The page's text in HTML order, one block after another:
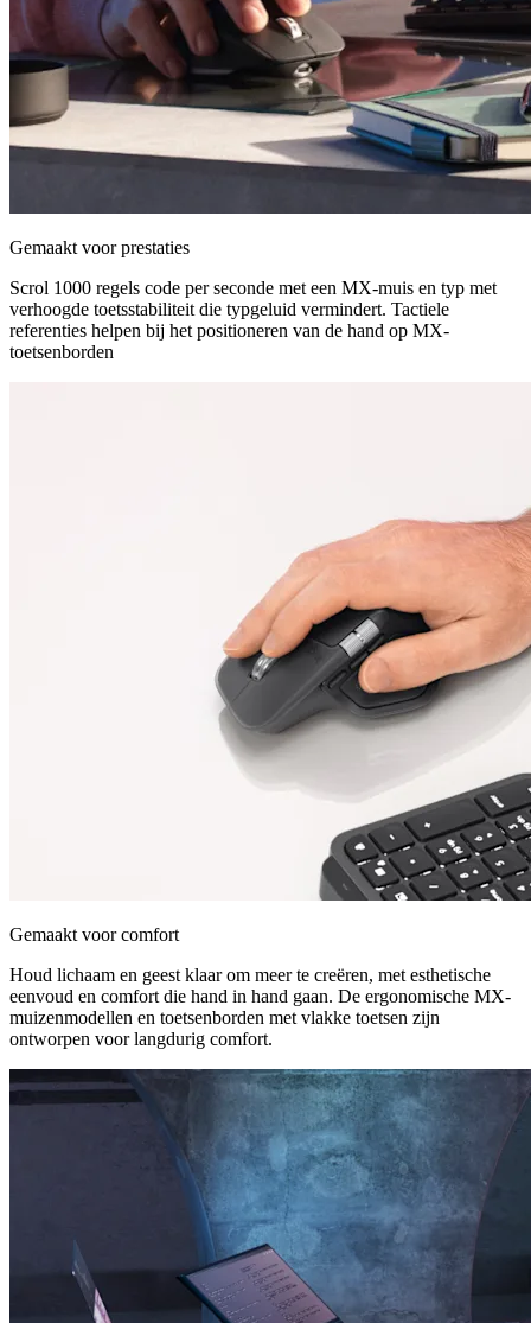
Gemaakt voor prestaties
Scrol 1000 regels code per seconde met een MX-muis en typ met
verhoogde toetsstabiliteit die typgeluid vermindert. Tactiele
referenties helpen bij het positioneren van de hand op MX-
toetsenborden
Gemaakt voor comfort
Houd lichaam en geest klaar om meer te creëren, met esthetische
eenvoud en comfort die hand in hand gaan. De ergonomische MX-
muizenmodellen en toetsenborden met vlakke toetsen zijn
ontworpen voor langdurig comfort.